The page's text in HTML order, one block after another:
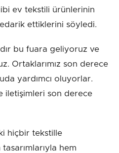
ev tekstili ürünlerinin
ettiklerini söyledi.
bu fuara geliyoruz ve
Ortaklarımız son derece
yardımcı oluyorlar.
iletişimleri son derece
hiçbir tekstille
tasarımlarıyla hem